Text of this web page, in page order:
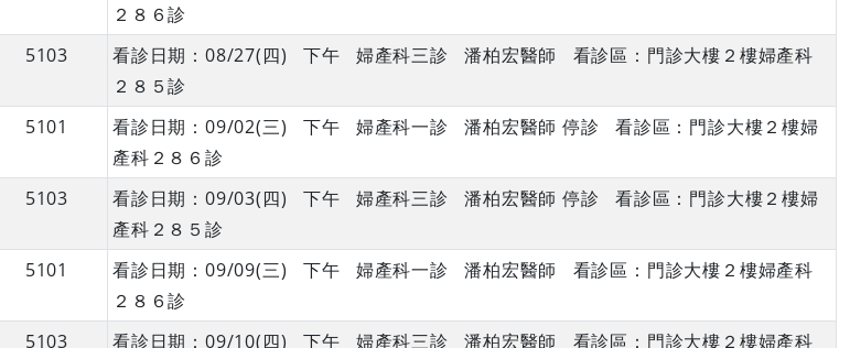
２８６診
5103
看診日期：08/27(四) 下午 婦產科三診 潘柏宏醫師 看診區：門診大樓２樓婦產科
２８５診
5101
看診日期：09/02(三) 下午 婦產科一診 潘柏宏醫師 停診 看診區：門診大樓２樓婦
產科２８６診
5103
看診日期：09/03(四) 下午 婦產科三診 潘柏宏醫師 停診 看診區：門診大樓２樓婦
產科２８５診
5101
看診日期：09/09(三) 下午 婦產科一診 潘柏宏醫師 看診區：門診大樓２樓婦產科
２８６診
5103 看診日期：09/10(四) 下午 婦產科三診 潘柏宏醫師 看診區：門診大樓２樓婦產科